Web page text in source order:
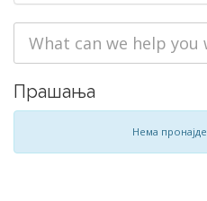
Прашања
Нема